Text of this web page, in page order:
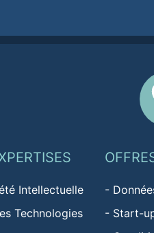
Intellectuelle
Technologies
-
- Start-